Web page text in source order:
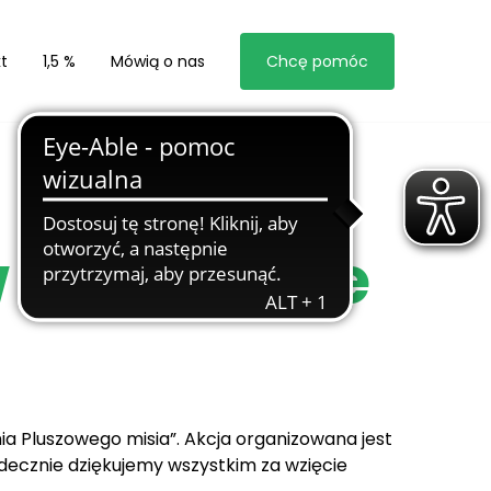
1,5 % Mówią o nas Chcę pomóc
Pluszowego misia”. Akcja organizowana jest
dziękujemy wszystkim za wzięcie